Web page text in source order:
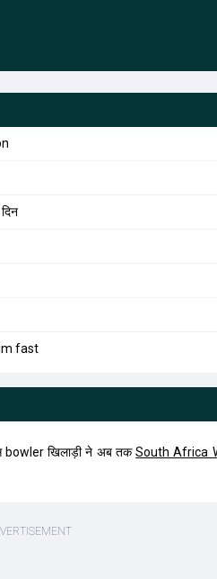
fast
bowler खिलाड़ी ने अब तकSouth Africa